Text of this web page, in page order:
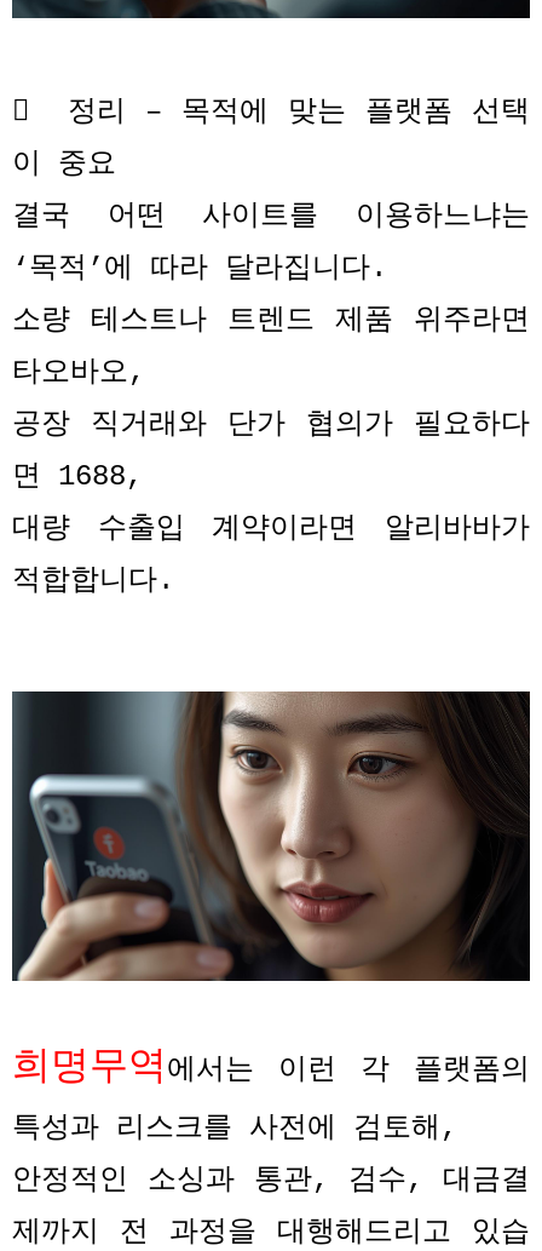
 정리 – 목적에 맞는 플랫폼 선택
이 중요
결국 어떤 사이트를 이용하느냐는
‘목적 ’에 따라 달라집니다.
소량 테스트나 트렌드 제품 위주라면
타오바오,
공장 직거래와 단가 협의가 필요하다
면
1688,
대량 수출입 계약이라면 알리바바가
적합합니다.
희명무역 에서는 이런 각 플랫폼의
특성과 리스크를 사전에 검토해 ,
안정적인 소싱과 통관, 검수, 대금결
제까지 전 과정을 대행해드리고 있습